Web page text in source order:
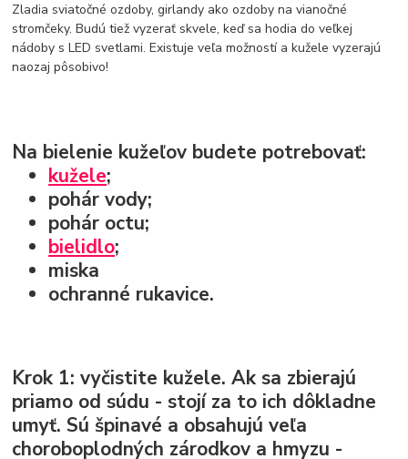
Umývadlá
Rohové umývadlá
Zlaté umývadlá
Zápustné umývadlá
sprchový záves
vodovodná batéria
čierna kúpelňová batéria
vaňa retro
voľne stojaca vaňa
retro kúpeľne
Zladia sviatočné ozdoby, girlandy ako ozdoby na vianočné
stromčeky. Budú tiež vyzerať skvele, keď sa hodia do veľkej
nádoby s LED svetlami. Existuje veľa možností a kužele vyzerajú
naozaj pôsobivo!
Na bielenie kužeľov budete potrebovať:
kužele;
pohár vody;
pohár octu;
bielidlo;
miska
ochranné rukavice.
Krok 1:vyčistite kužele. Ak sa zbierajú
priamo od súdu - stojí za to ich dôkladne
umyť. Sú špinavé a obsahujú veľa
choroboplodných zárodkov a hmyzu -